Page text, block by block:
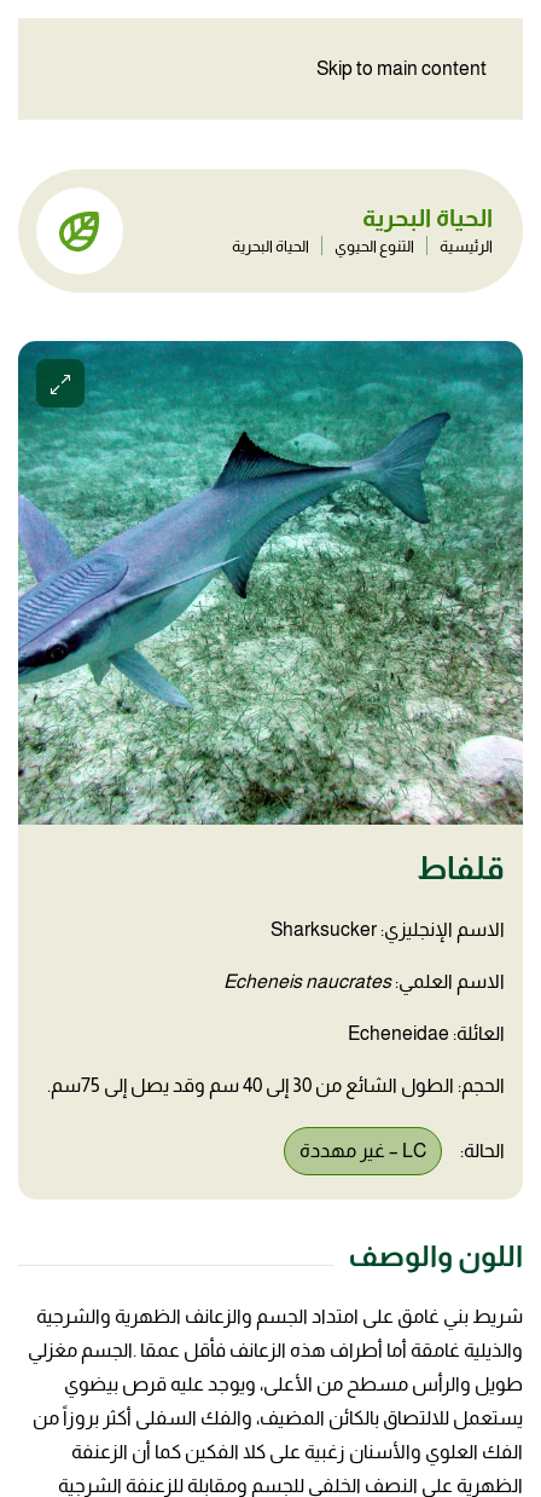
Skip to main content
الحياة البحرية
الرئيسية التنوع الحيوي الحياة البحرية
قلفاط
الاسم الإنجليزي: Sharksucker
الاسم العلمي:Echeneis naucrates
العائلة: Echeneidae
الحجم: الطول الشائع من 30 إلى 40 سم وقد يصل إلى 75سم.
الحالة: LC – غير مهددة
اللون والوصف
شريط بني غامق على امتداد الجسم والزعانف الظهرية والشرجية
والذيلية غامقة أما أطراف هذه الزعانف فأقل عمقا .الجسم مغزلي
طويل والرأس مسطح من الأعلى، ويوجد عليه قرص بيضوي
يستعمل للالتصاق بالكائن المضيف، والفك السفلى أكثر بروزاً من
الفك العلوي والأسنان زغبية على كلا الفكين كما أن الزعنفة
الظهرية على النصف الخلفي للجسم ومقابلة للزعنفة الشرجية